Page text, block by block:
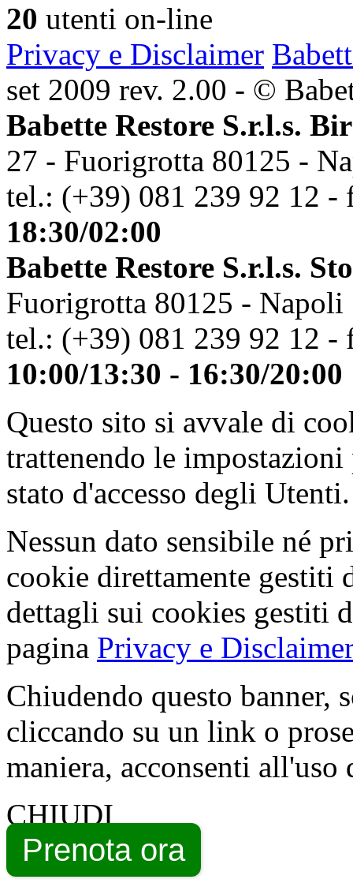
20 utenti on-line
Privacy e Disclaimer
set 2009 rev. 2.00 - ©
Babette Restore S.r.l.s.
27 - Fuorigrotta 80125 -
tel.: (+39) 081 239 92 12 -
18:30/02:00
Babette Restore S.r.l.s.
Fuorigrotta 80125 - Napoli
tel.: (+39) 081 239 92 12 -
10:00/13:30 - 16:30/20:00
Questo sito si avvale di
trattenendo le
stato d'accesso degli Utenti.
Nessun dato sensibile né
cookie direttamente gestiti
dettagli sui cookies gestiti
pagina Privacy e Disclaimer
Chiudendo questo banner,
cliccando su un link o
maniera, acconsenti all'uso
CHIUDI
Prenota ora